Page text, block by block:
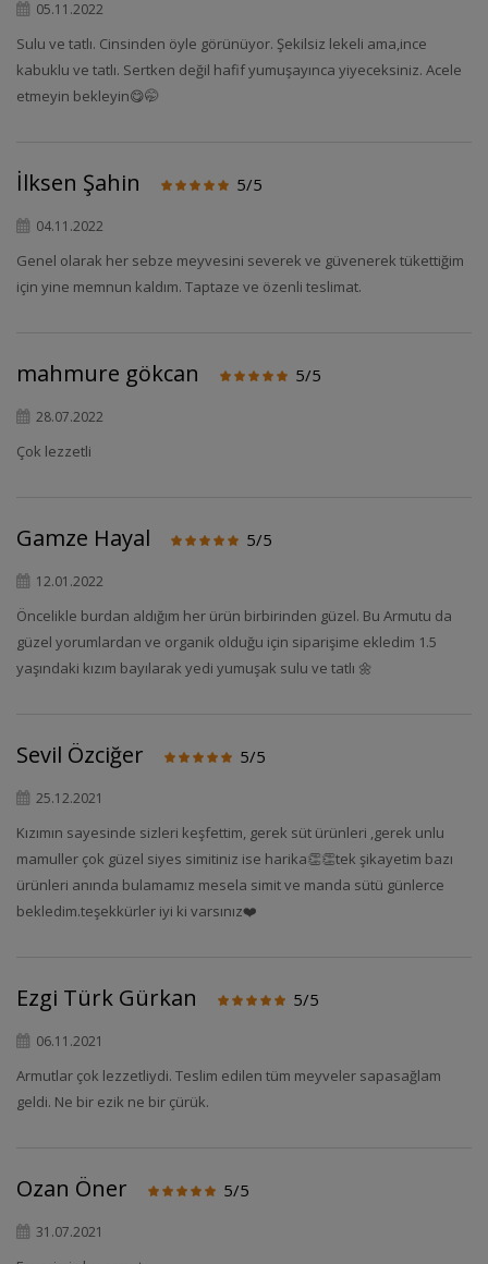
05.11.2022
Sulu ve tatlı. Cinsinden öyle görünüyor. Şekilsiz lekeli ama,ince
kabuklu ve tatlı. Sertken değil hafif yumuşayınca yiyeceksiniz. Acele
etmeyin bekleyin😋🤭
İlksen Şahin 5/5
04.11.2022
Genel olarak her sebze meyvesini severek ve güvenerek tükettiğim
için yine memnun kaldım. Taptaze ve özenli teslimat.
mahmure gökcan 5/5
28.07.2022
Çok lezzetli
Gamze Hayal 5/5
12.01.2022
Öncelikle burdan aldığım her ürün birbirinden güzel. Bu Armutu da
güzel yorumlardan ve organik olduğu için siparişime ekledim 1.5
yaşındaki kızım bayılarak yedi yumuşak sulu ve tatlı 🌼
Sevil Özciğer 5/5
25.12.2021
Kızımın sayesinde sizleri keşfettim, gerek süt ürünleri ,gerek unlu
mamuller çok güzel siyes simitiniz ise harika👏👏tek şikayetim bazı
ürünleri anında bulamamız mesela simit ve manda sütü günlerce
bekledim.teşekkürler iyi ki varsınız❤️
Ezgi Türk Gürkan 5/5
06.11.2021
Armutlar çok lezzetliydi. Teslim edilen tüm meyveler sapasağlam
geldi. Ne bir ezik ne bir çürük.
Ozan Öner 5/5
31.07.2021